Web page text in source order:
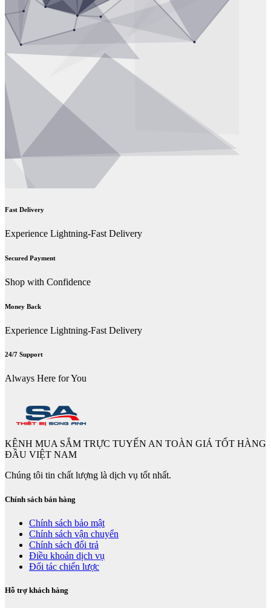
Fast Delivery
Experience Lightning-Fast Delivery
Secured Payment
Shop with Confidence
Money Back
Experience Lightning-Fast Delivery
24/7 Support
Always Here for You
KÊNH MUA SẮM TRỰC TUYẾN AN TOÀN GIÁ TỐT HÀNG
ĐẦU VIỆT NAM
Chúng tôi tin chất lượng là dịch vụ tốt nhất.
Chính sách bán hàng
Chính sách bảo mật
Chính sách vận chuyển
Chính sách đổi trả
Điều khoản dịch vụ
Đối tác chiến lược
Hỗ trợ khách hàng